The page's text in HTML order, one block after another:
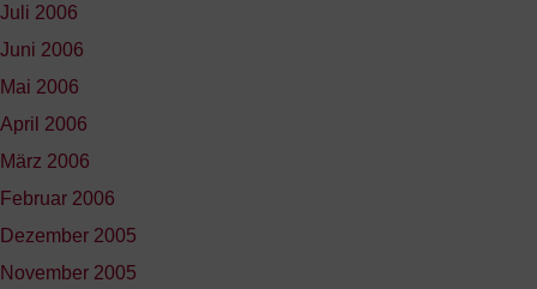
Juli 2006
Juni 2006
Mai 2006
April 2006
März 2006
Februar 2006
Dezember 2005
November 2005